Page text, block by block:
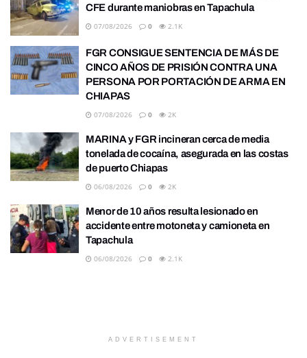
CFE durante maniobras en Tapachula
07/08/2026 0 2.1K
FGR CONSIGUE SENTENCIA DE MÁS DE
CINCO AÑOS DE PRISIÓN CONTRA UNA
PERSONA POR PORTACIÓN DE ARMA EN
CHIAPAS
07/08/2026 0 2K
MARINA y FGR incineran cerca de media
tonelada de cocaína, asegurada en las costas
de puerto Chiapas
06/08/2026 0 2K
Menor de 10 años resulta lesionado en
accidente entre motoneta y camioneta en
Tapachula
06/08/2026 0 2.1K
ADVERTISEMENT